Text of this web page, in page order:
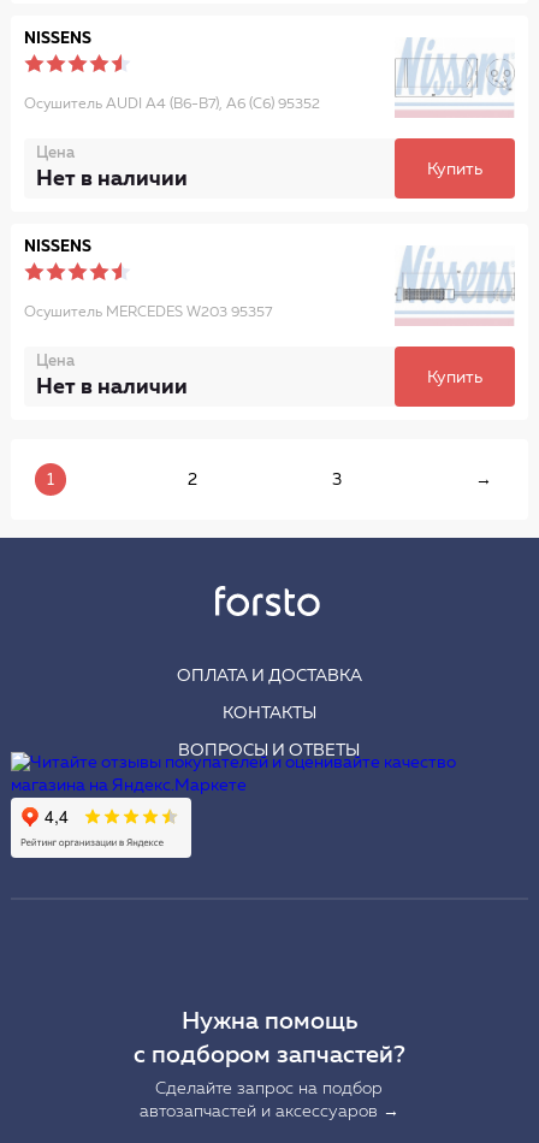
NISSENS
Осушитель AUDI A4 (B6-B7), A6 (C6) 95352
Цена
Нет в наличии Купить
NISSENS
Осушитель MERCEDES W203 95357
Цена
Нет в наличии Купить
1 2 3 →
ОПЛАТА И ДОСТАВКА
КОНТАКТЫ
ВОПРОСЫ И ОТВЕТЫ
Нужна помощь
с подбором запчастей?
Сделайте запрос на подбор
автозапчастей и аксессуаров →